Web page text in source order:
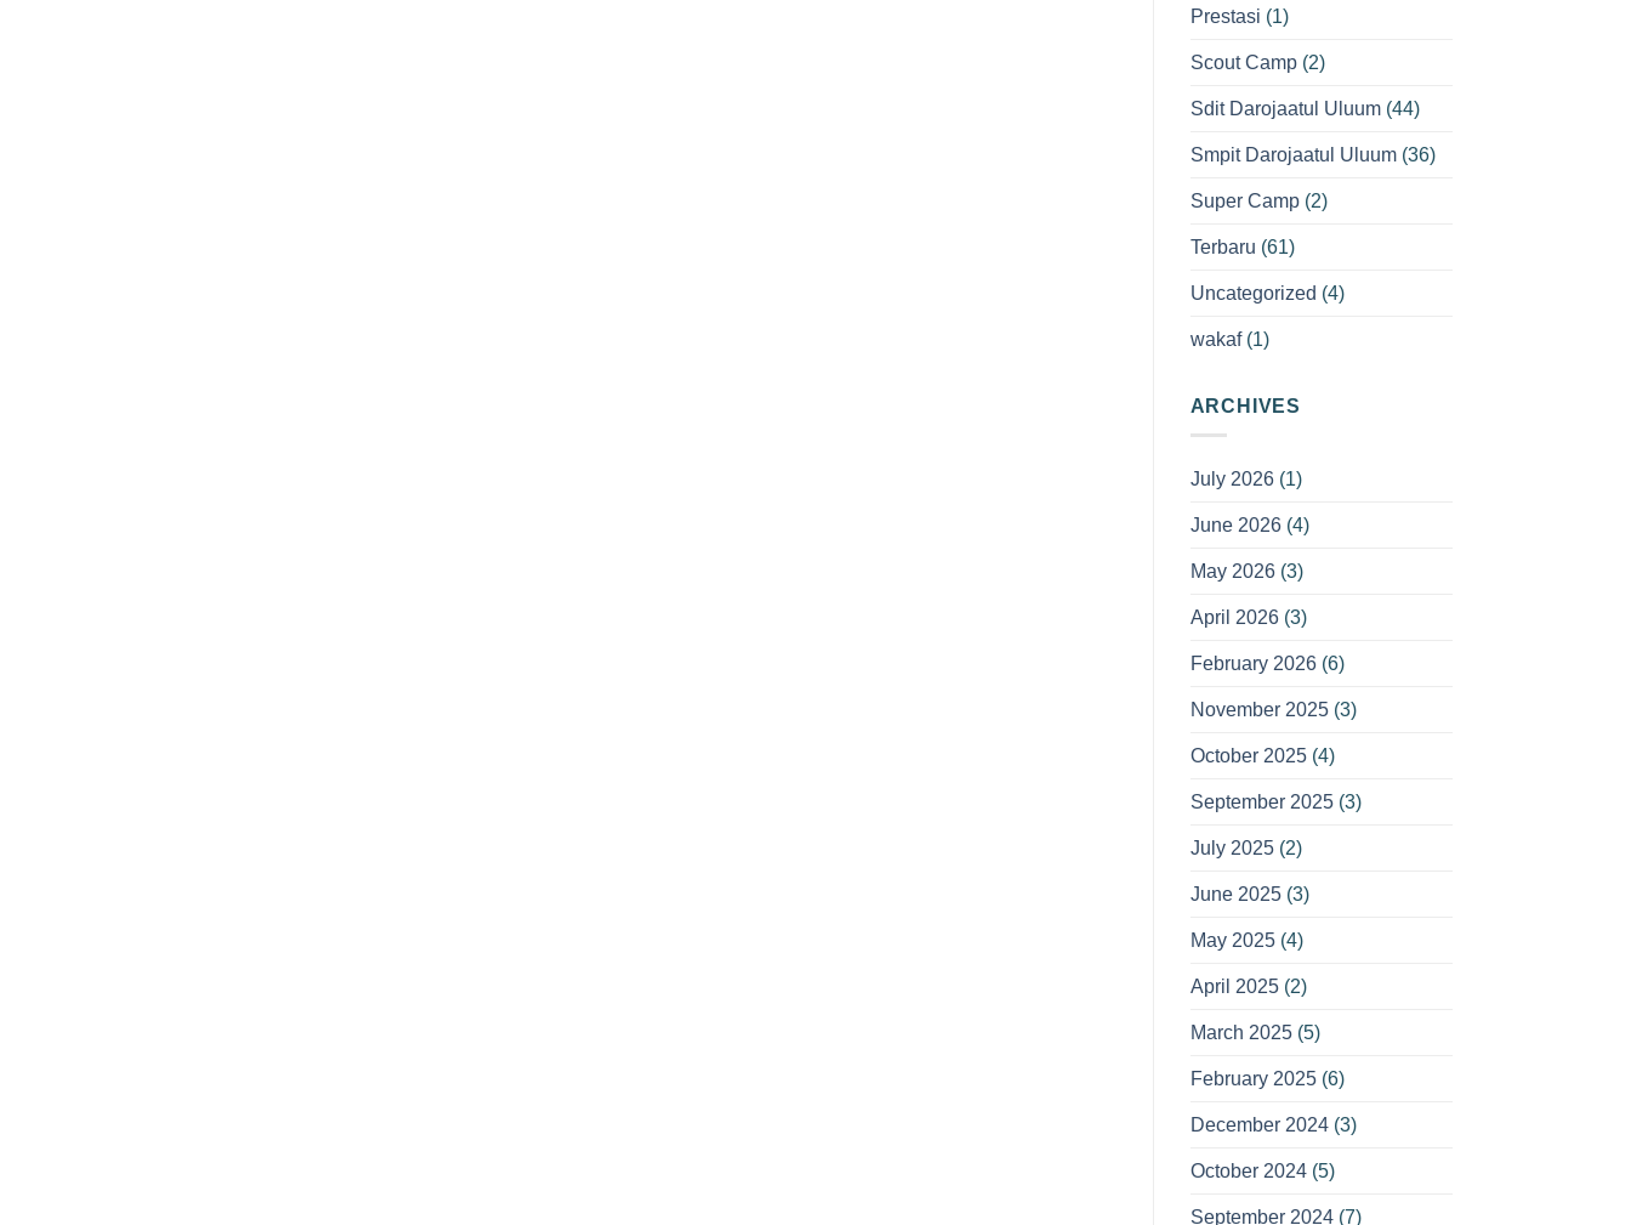
Prestasi (1)
Scout Camp(2)
Sdit Darojaatul Uluum(44)
Smpit Darojaatul Uluum(36)
Super Camp(2)
Terbaru (61)
Uncategorized (4)
wakaf(1)
ARCHIVES
July 2026(1)
June 2026(4)
May 2026(3)
April 2026(3)
February 2026(6)
November 2025(3)
October 2025(4)
September 2025(3)
July 2025(2)
June 2025(3)
May 2025(4)
April 2025(2)
March 2025(5)
February 2025(6)
December 2024(3)
October 2024(5)
September 2024(7)